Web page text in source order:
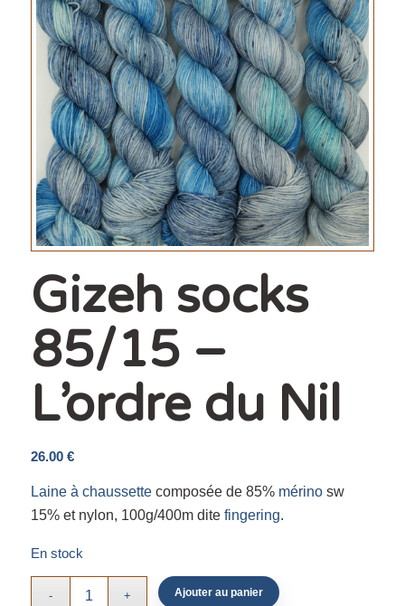
Gizeh socks
85/15 –
L’ordre du Nil
26.00 €
Laine à chaussettecomposée de 85% mérinosw
15% et nylon, 100g/400m dite fingering.
En stock
Ajouter au panier